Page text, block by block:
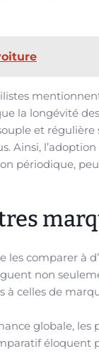
la longévité
et régulière
Ainsi,
périodique,
comparer à
non
celles de
globale, les
éloquent